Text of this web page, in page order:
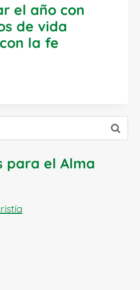
el año con
de vida
la fe
para el Alma